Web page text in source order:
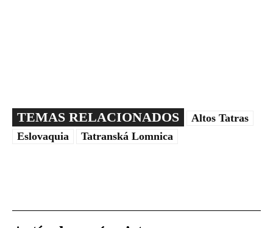
TEMAS RELACIONADOS
Altos Tatras
Eslovaquia
Tatranská Lomnica